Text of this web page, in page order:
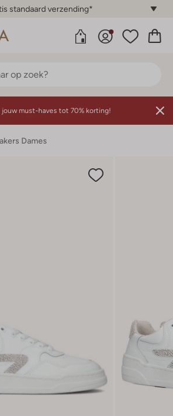
standaard verzending*
jouw must-haves tot 70% korting!
Dames